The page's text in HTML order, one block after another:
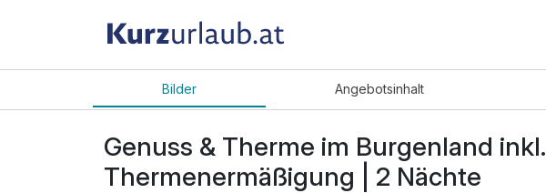
Bilder Angebotsinhalt
Genuss & Therme im Burgenland inkl.
Thermenermäßigung | 2 Nächte